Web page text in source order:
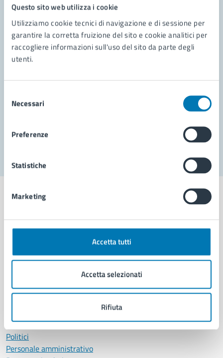
Questo sito web utilizza i cookie
Utilizziamo cookie tecnici di navigazione e di sessione per
garantire la corretta fruizione del sito e cookie analitici per
raccogliere informazioni sull'uso del sito da parte degli
utenti.
delNecessari
Preferenze
Statistiche
Marketing
Accetta tutti
Accetta selezionati
Rifiuta
Contatta il comune
Leggi le domande frequenti
Segnala disservizio
Comune di Napoli
AMMINISTRAZIONE
Organi di governo
Enti e fondazioni
Politici
Personale amministrativo